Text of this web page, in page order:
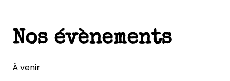
Nos évènements
À venir